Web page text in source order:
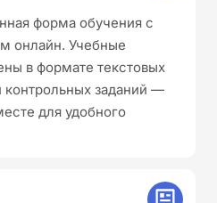
форма обучения с
онлайн. Учебные
в формате текстовых
контрольных заданий —
для удобного